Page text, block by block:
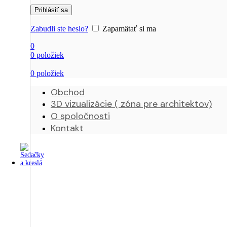
Prihlásiť sa
Zabudli ste heslo?
Zapamätať si ma
0
0 položiek
0 položiek
Obchod
3D vizualizácie ( zóna pre architektov)
O spoločnosti
Kontakt